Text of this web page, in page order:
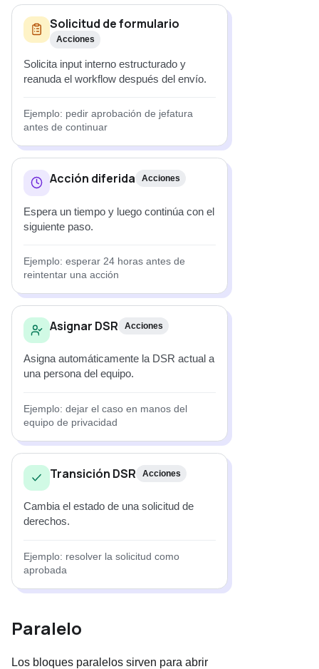
Solicitud de formulario
Acciones
Solicita input interno estructurado y
reanuda el workflow después del envío.
Ejemplo: pedir aprobación de jefatura
antes de continuar
Acción diferida Acciones
Espera un tiempo y luego continúa con el
siguiente paso.
Ejemplo: esperar 24 horas antes de
reintentar una acción
Asignar DSR Acciones
Asigna automáticamente la DSR actual a
una persona del equipo.
Ejemplo: dejar el caso en manos del
equipo de privacidad
Transición DSR Acciones
Cambia el estado de una solicitud de
derechos.
Ejemplo: resolver la solicitud como
aprobada
Paralelo
Los bloques paralelos sirven para abrir